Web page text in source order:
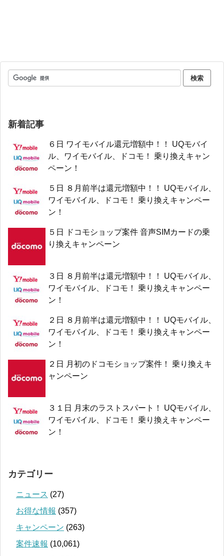
新着記事
６日 ワイモバイル還元増額中！！ UQモバイ
ル、ワイモバイル、ドコモ！ 乗り換えキャン
ペーン！
５日 ８月前半は還元増額中！！ UQモバイル、
ワイモバイル、ドコモ！ 乗り換えキャンペー
ン！
５日 ドコモショップ案件 音声SIMカードの乗
り換えキャンペーン
３日 ８月前半は還元増額中！！ UQモバイル、
ワイモバイル、ドコモ！ 乗り換えキャンペー
ン！
２日 ８月前半は還元増額中！！ UQモバイル、
ワイモバイル、ドコモ！ 乗り換えキャンペー
ン！
２日 月初のドコモショップ案件！ 乗り換えキ
ャンペーン
３１日 月末のラストスパート！ UQモバイル、
ワイモバイル、ドコモ！ 乗り換えキャンペー
ン！
カテゴリー
ニュース (27)
お得な情報 (357)
キャンペーン (263)
案件速報 (10,061)